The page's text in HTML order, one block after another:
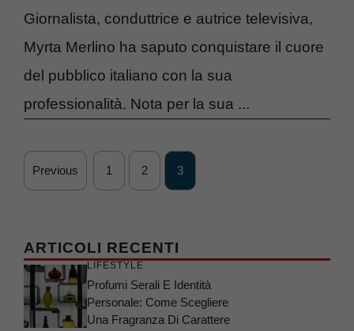
Giornalista, conduttrice e autrice televisiva,
Myrta Merlino ha saputo conquistare il cuore
del pubblico italiano con la sua
professionalità. Nota per la sua ...
Previous 1 2 3
ARTICOLI RECENTI
LIFESTYLE
Profumi Serali E Identità
Personale: Come Scegliere
Una Fragranza Di Carattere